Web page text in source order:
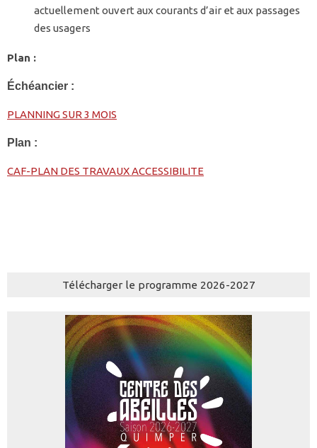
actuellement ouvert aux courants d’air et aux passages
des usagers
Plan :
Échéancier :
PLANNING SUR 3 MOIS
Plan :
CAF-PLAN DES TRAVAUX ACCESSIBILITE
Télécharger le programme 2026-2027